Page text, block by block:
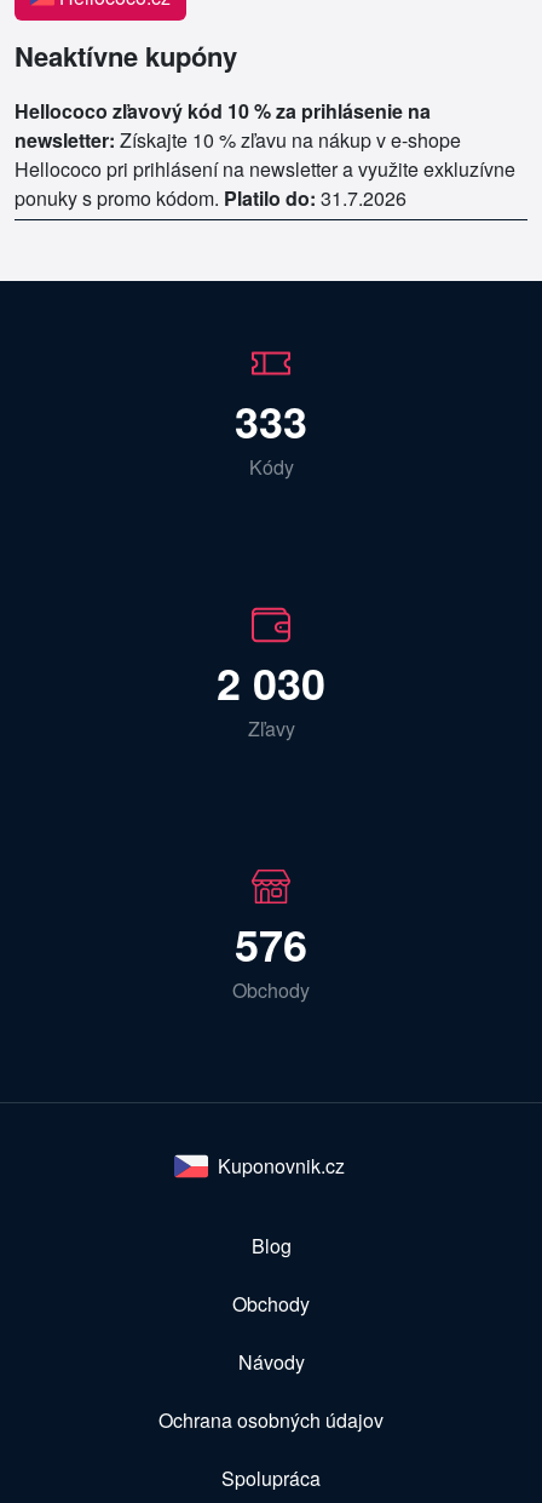
Neaktívne kupóny
Hellococo zľavový kód 10 % za prihlásenie na
newsletter: Získajte 10 % zľavu na nákup v e-shope
Hellococo pri prihlásení na newsletter a využite exkluzívne
ponuky s promo kódom. Platilo do: 31.7.2026
333
Kódy
2 030
Zľavy
576
Obchody
Kuponovnik.cz
Blog
Obchody
Návody
Ochrana osobných údajov
Spolupráca